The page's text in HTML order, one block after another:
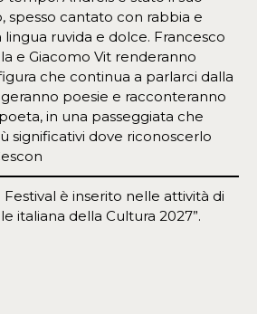
spesso cantato con rabbia e
ruvida e dolce. Francesco
e Giacomo Vit renderanno
che continua a parlarci dalla
poesie e racconteranno
in una passeggiata che
significativi dove riconoscerlo
è inserito nelle attività di
italiana della Cultura 2027”.